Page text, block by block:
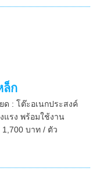
ล็ก
ด : โต๊ะอเนกประสงค์
แรง พร้อมใช้งาน
บาท / ตัว